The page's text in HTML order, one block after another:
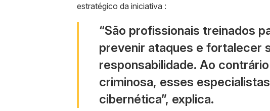
estratégico da iniciativa :
“São profissionais treinados
prevenir ataques e fortalecer
responsabilidade. Ao
criminosa, esses
cibernética”, explica.